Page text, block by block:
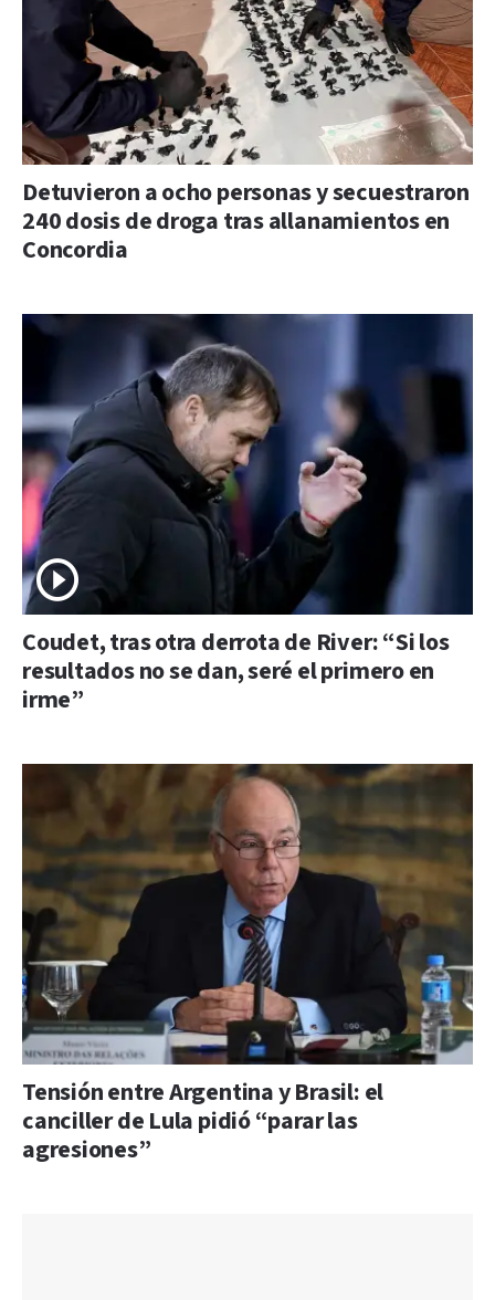
Detuvieron a ocho personas y secuestraron
240 dosis de droga tras allanamientos en
Concordia
Coudet, tras otra derrota de River: “Si los
resultados no se dan, seré el primero en
irme”
Tensión entre Argentina y Brasil: el
canciller de Lula pidió “parar las
agresiones”